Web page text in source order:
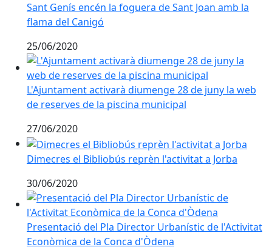
Sant Genís encén la foguera de Sant Joan amb la
flama del Canigó
25/06/2020
L'Ajuntament activarà diumenge 28 de juny la web
L'Ajuntament activarà diumenge 28 de juny la web
de reserves de la piscina municipal
27/06/2020
Dimecres el Bibliobús reprèn l'activitat a Jorba
Dimecres el Bibliobús reprèn l'activitat a Jorba
30/06/2020
Presentació del Pla Director Urbanístic de l'Activitat
Presentació del Pla Director Urbanístic de l'Activitat
Econòmica de la Conca d'Òdena